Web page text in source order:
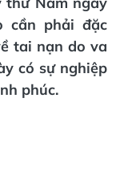
cần phải đặc
tai nạn do va
có sự nghiệp
phúc.